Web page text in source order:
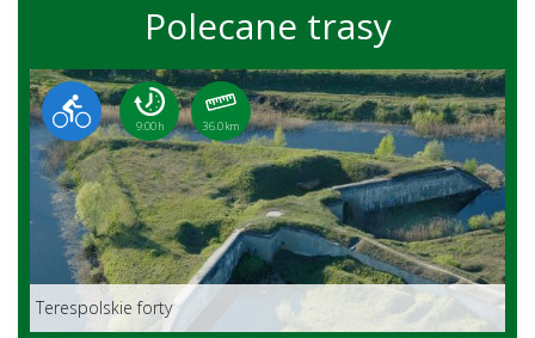
Polecane trasy
9:00 h 36.0 km
Terespolskie forty